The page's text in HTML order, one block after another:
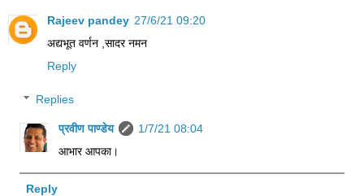
Rajeev pandey 27/6/21 09:20
अद्यभूत वर्णन ,सादर नमन
Reply
Replies
प्रवीण पाण्डेय
1/7/21 08:04
आभार आपका।
Reply